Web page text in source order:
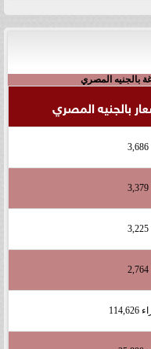
بالجنيه المصري
بالجنيه المصري